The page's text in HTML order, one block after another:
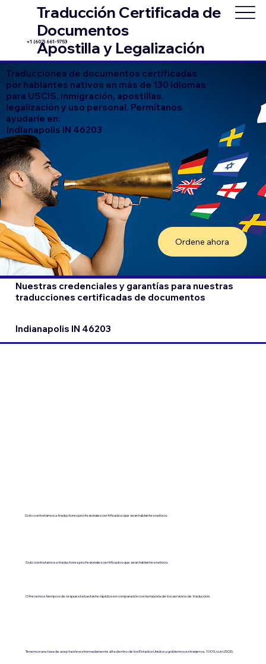
Traducción Certificada de
Documentos
Apostilla y Legalización
+1 (602) 661-9753
Traducciones de documentos certificadas
por hablantes nativos en más de 130 idiomas
para USCIS, inmigración, apostillas,
legalización y uso personal. Permítanos
ayudarle en:
Indianapolis IN 46203
Ordene ahora
Nuestras credenciales y garantías para nuestras
traducciones certificadas de documentos
Indianapolis IN 46203
Solo contratamos a traductores profesionales certificados que sean hablantes nativos.
Solo contratamos a traductores profesionales certificados que sean hablantes nativos.
Ofrecemos tiempos de respuesta bastante rápidos en comparación con la mayoría de los servicios de traducción.
Tenemos una tasa de aceptación extremadamente alta dentro de los Estados Unidos y gobiernos extranjeros. 100% con USCIS.